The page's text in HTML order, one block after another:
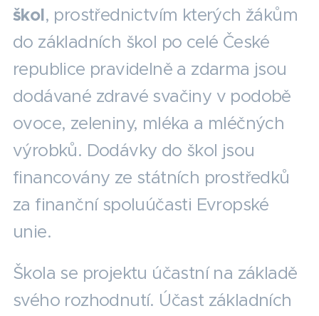
škol, prostřednictvím kterých žákům
do základních škol po celé České
republice pravidelně a zdarma jsou
dodávané zdravé svačiny v podobě
ovoce, zeleniny, mléka a mléčných
výrobků. Dodávky do škol jsou
financovány ze státních prostředků
za finanční spoluúčasti Evropské
unie.
Škola se projektu účastní na základě
svého rozhodnutí. Účast základních